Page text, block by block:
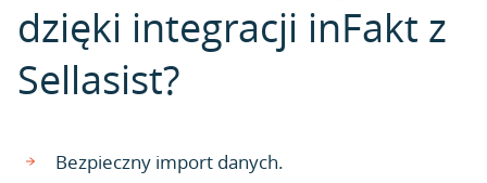
dzięki integracji inFakt z
Sellasist?
Bezpieczny import danych.